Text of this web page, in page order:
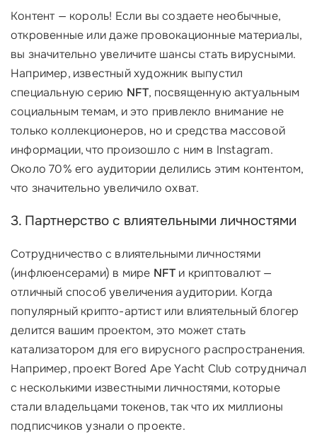
Контент — король! Если вы создаете необычные,
откровенные или даже провокационные материалы,
вы значительно увеличите шансы стать вирусными.
Например, известный художник выпустил
специальную серию NFT, посвященную актуальным
социальным темам, и это привлекло внимание не
только коллекционеров, но и средства массовой
информации, что произошло с ним в Instagram.
Около 70% его аудитории делились этим контентом,
что значительно увеличило охват.
3. Партнерство с влиятельными личностями
Сотрудничество с влиятельными личностями
(инфлюенсерами) в мире NFT и криптовалют —
отличный способ увеличения аудитории. Когда
популярный крипто-артист или влиятельный блогер
делится вашим проектом, это может стать
катализатором для его вирусного распространения.
Например, проект Bored Ape Yacht Club сотрудничал
с несколькими известными личностями, которые
стали владельцами токенов, так что их миллионы
подписчиков узнали о проекте.